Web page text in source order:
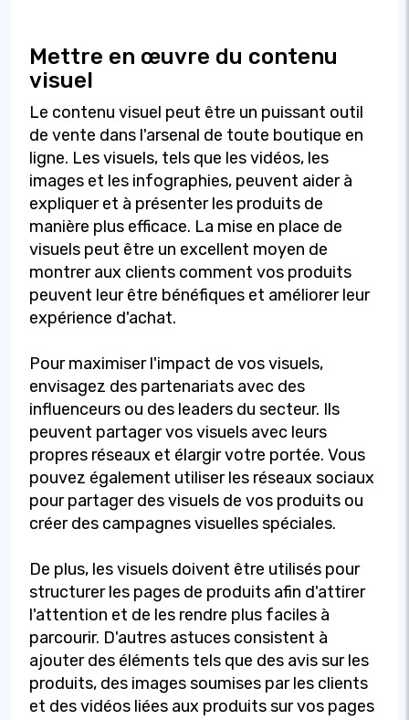
Mettre en œuvre du contenu
visuel
Le contenu visuel peut être un puissant outil
de vente dans l'arsenal de toute boutique en
ligne. Les visuels, tels que les vidéos, les
images et les infographies, peuvent aider à
expliquer et à présenter les produits de
manière plus efficace. La mise en place de
visuels peut être un excellent moyen de
montrer aux clients comment vos produits
peuvent leur être bénéfiques et améliorer leur
expérience d'achat.
Pour maximiser l'impact de vos visuels,
envisagez des partenariats avec des
influenceurs ou des leaders du secteur. Ils
peuvent partager vos visuels avec leurs
propres réseaux et élargir votre portée. Vous
pouvez également utiliser les réseaux sociaux
pour partager des visuels de vos produits ou
créer des campagnes visuelles spéciales.
De plus, les visuels doivent être utilisés pour
structurer les pages de produits afin d'attirer
l'attention et de les rendre plus faciles à
parcourir. D'autres astuces consistent à
ajouter des éléments tels que des avis sur les
produits, des images soumises par les clients
et des vidéos liées aux produits sur vos pages